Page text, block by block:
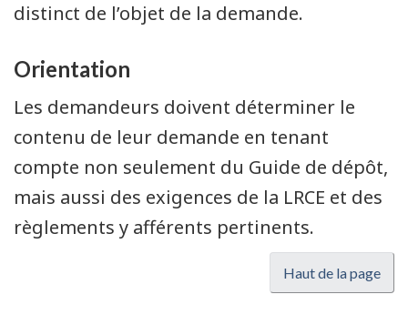
distinct de l’objet de la demande.
Orientation
Les demandeurs doivent déterminer le
contenu de leur demande en tenant
compte non seulement du Guide de dépôt,
mais aussi des exigences de la LRCE et des
règlements y afférents pertinents.
Haut de la page